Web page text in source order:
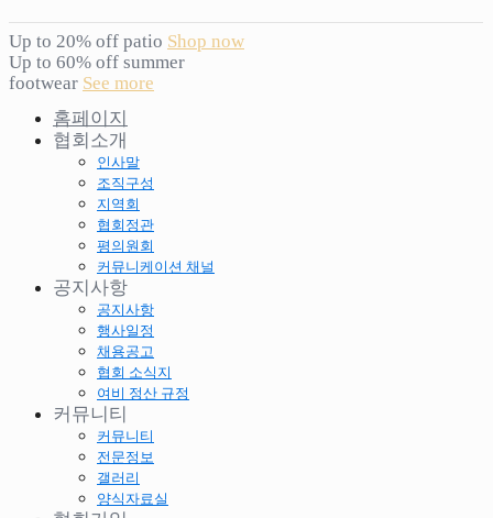
Up to 20% off patio Shop now
Up to 60% off summer
footwear See more
홈페이지
협회소개
인사말
조직구성
지역회
협회정관
평의원회
커뮤니케이션 채널
공지사항
공지사항
행사일정
채용공고
협회 소식지
여비 정산 규정
커뮤니티
커뮤니티
전문정보
갤러리
양식자료실